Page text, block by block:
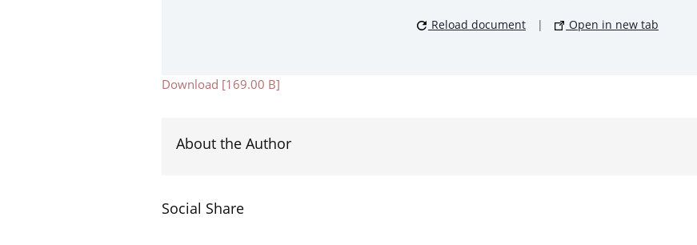
Reload document | Open in new tab
Download [169.00 B]
About the Author
Social Share